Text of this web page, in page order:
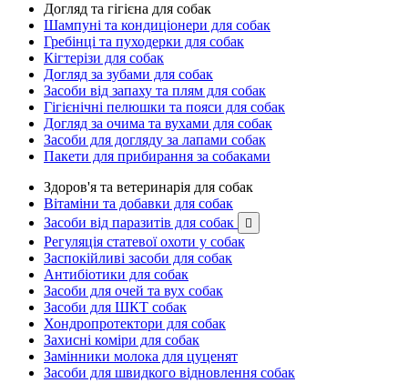
Догляд та гігієна для собак
Шампуні та кондиціонери для собак
Гребінці та пуходерки для собак
Кігтерізи для собак
Догляд за зубами для собак
Засоби від запаху та плям для собак
Гігієнічні пелюшки та пояси для собак
Догляд за очима та вухами для собак
Засоби для догляду за лапами собак
Пакети для прибирання за собаками
Здоров'я та ветеринарія для собак
Вітаміни та добавки для собак
Засоби від паразитів для собак

Регуляція статевої охоти у собак
Заспокійливі засоби для собак
Антибіотики для собак
Засоби для очей та вух собак
Засоби для ШКТ собак
Хондропротектори для собак
Захисні коміри для собак
Замінники молока для цуценят
Засоби для швидкого відновлення собак